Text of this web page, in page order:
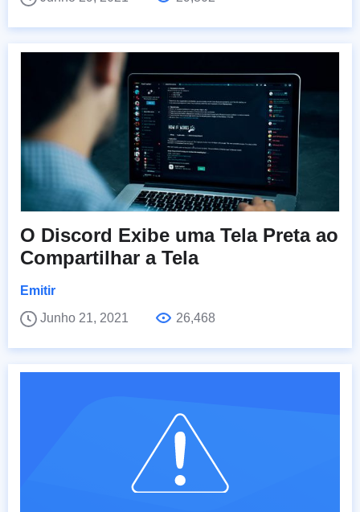
O Discord Exibe uma Tela Preta ao
Compartilhar a Tela
Emitir
Junho 21, 2021
26,468